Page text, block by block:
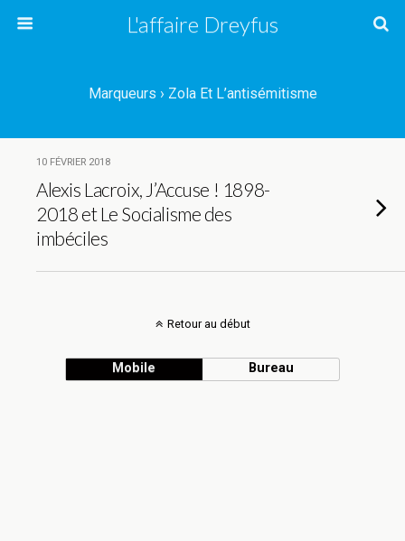
L'affaire Dreyfus
Marqueurs › Zola Et L’antisémitisme
10 FÉVRIER 2018
Alexis Lacroix, J’Accuse ! 1898-
2018 et Le Socialisme des
imbéciles
Retour au début
Mobile Bureau